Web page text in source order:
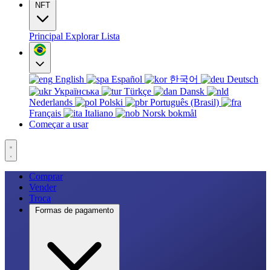
NFT
Principal ExplorarLista
English Español 한국어
Deutsch
Українська
Türkçe
Dansk
Nederlands
Polski
Português (Brasil)
Français
Italiano
Norsk bokmål
Começar a usar
Comprar
Vender
Troca
Formas de pagamento